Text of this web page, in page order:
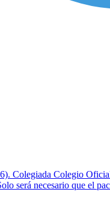
Colegiada Colegio
será necesario que el